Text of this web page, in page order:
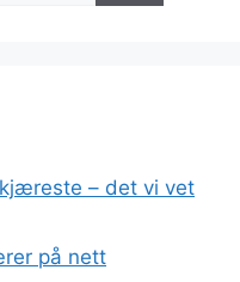
– det vi vet
på nett